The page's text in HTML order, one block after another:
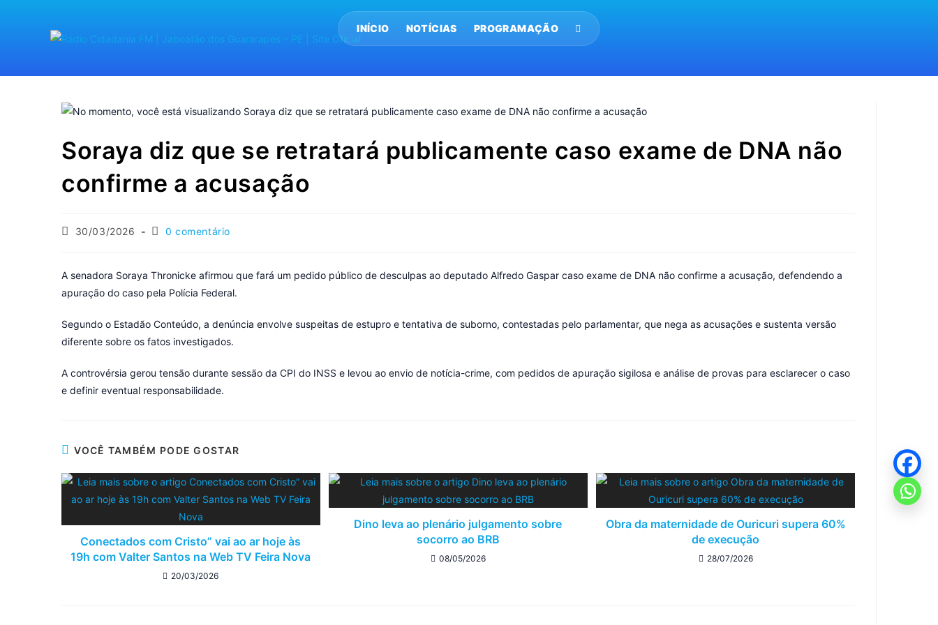
INÍCIO NOTÍCIAS PROGRAMAÇÃO
Soraya diz que se retratará publicamente caso exame de DNA não
confirme a acusação
30/03/2026 0 comentário
A senadora Soraya Thronicke afirmou que fará um pedido público de desculpas ao deputado Alfredo Gaspar caso exame de DNA não confirme a acusação, defendendo a
apuração do caso pela Polícia Federal.
Segundo o Estadão Conteúdo, a denúncia envolve suspeitas de estupro e tentativa de suborno, contestadas pelo parlamentar, que nega as acusações e sustenta versão
diferente sobre os fatos investigados.
A controvérsia gerou tensão durante sessão da CPI do INSS e levou ao envio de notícia-crime, com pedidos de apuração sigilosa e análise de provas para esclarecer o caso
e definir eventual responsabilidade.
VOCÊ TAMBÉM PODE GOSTAR
Conectados com Cristo” vai ao ar hoje às
19h com Valter Santos na Web TV Feira Nova
20/03/2026
Dino leva ao plenário julgamento sobre
socorro ao BRB
08/05/2026
Obra da maternidade de Ouricuri supera 60%
de execução
28/07/2026